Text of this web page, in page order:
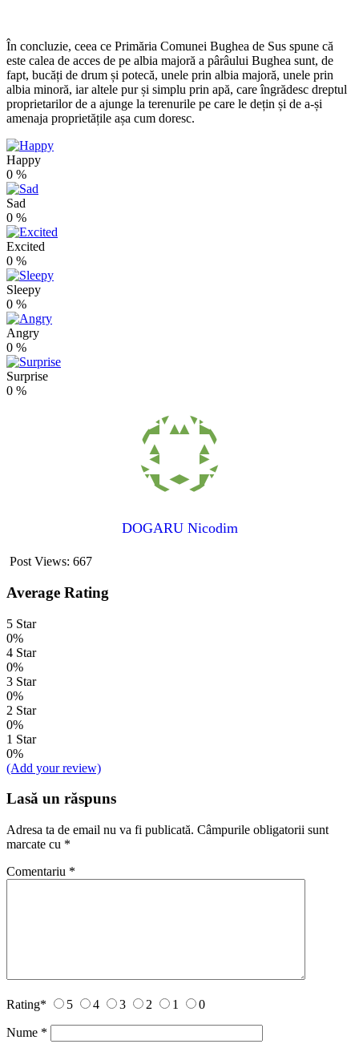
În concluzie, ceea ce Primăria Comunei Bughea de Sus spune că
este calea de acces de pe albia majoră a pârâului Bughea sunt, de
fapt, bucăți de drum și potecă, unele prin albia majoră, unele prin
albia minoră, iar altele pur și simplu prin apă, care îngrădesc dreptul
proprietarilor de a ajunge la terenurile pe care le dețin și de a-și
amenaja proprietățile așa cum doresc.
Happy
0 %
Sad
0 %
Excited
0 %
Sleepy
0 %
Angry
0 %
Surprise
0 %
DOGARU Nicodim
Post Views: 667
Average Rating
5 Star
0%
4 Star
0%
3 Star
0%
2 Star
0%
1 Star
0%
(Add your review)
Lasă un răspuns
Adresa ta de email nu va fi publicată. Câmpurile obligatorii sunt
marcate cu *
Comentariu *
Rating* 5 4 3 2 1 0
Nume *